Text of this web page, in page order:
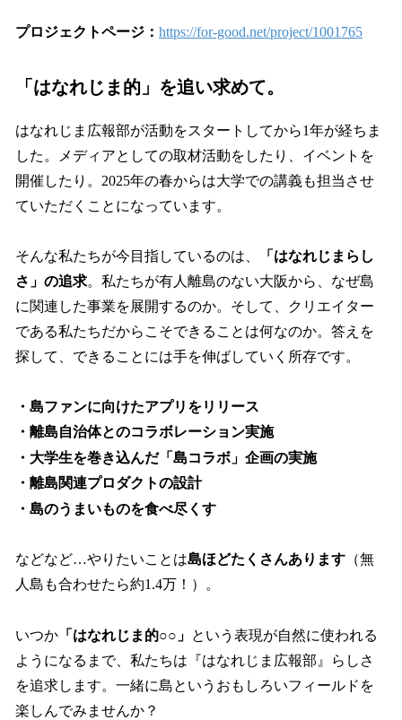
プロジェクトページ： https://for-good.net/project/1001765
「はなれじま的」を追い求めて。
はなれじま広報部が活動をスタートしてから1年が経ちま
した。メディアとしての取材活動をしたり、イベントを
開催したり。2025年の春からは大学での講義も担当させ
ていただくことになっています。
そんな私たちが今目指しているのは、
「はなれじまらし
さ」の追求。私たちが有人離島のない大阪から、なぜ島
に関連した事業を展開するのか。そして、クリエイター
である私たちだからこそできることは何なのか。答えを
探して、できることには手を伸ばしていく所存です。
・島ファンに向けたアプリをリリース
・離島自治体とのコラボレーション実施
・大学生を巻き込んだ「島コラボ」企画の実施
・離島関連プロダクトの設計
・島のうまいものを食べ尽くす
などなど…やりたいことは島ほどたくさんあります （無
人島も合わせたら約1.4万！）。
いつか 「はなれじま的○○」 という表現が自然に使われる
ようになるまで、私たちは『はなれじま広報部』らしさ
を追求します。一緒に島というおもしろいフィールドを
楽しんでみませんか？